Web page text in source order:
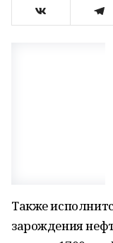
Также
зарождения